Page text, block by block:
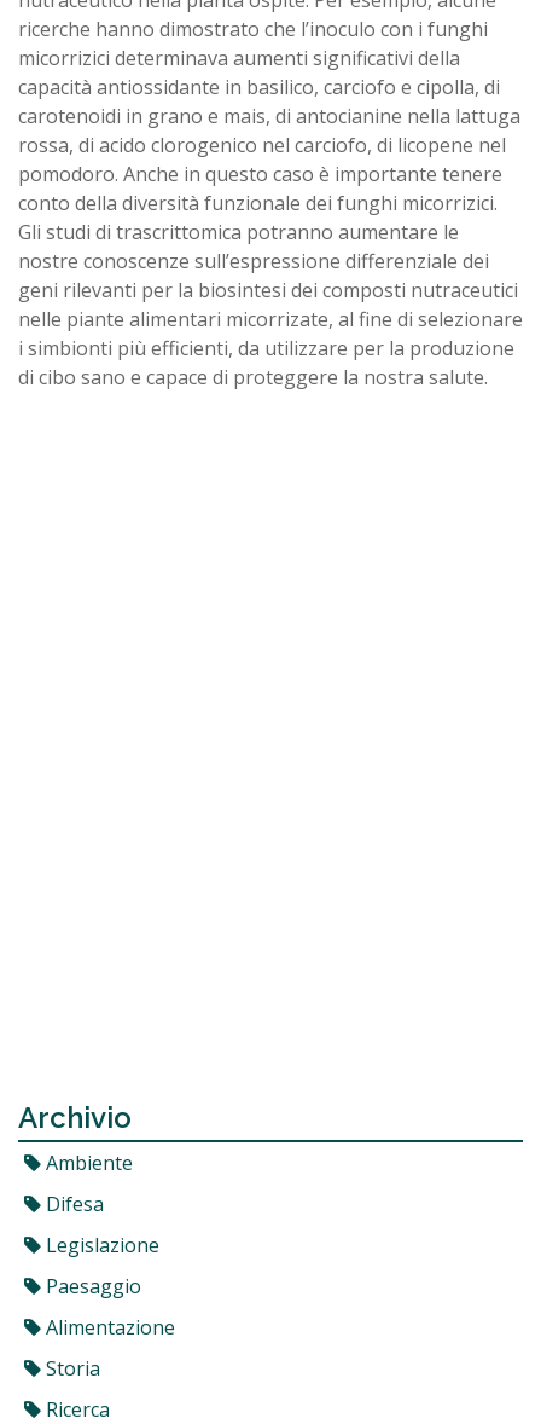
ricerche hanno dimostrato che l’inoculo con i funghi
micorrizici determinava aumenti significativi della
capacità antiossidante in basilico, carciofo e cipolla, di
carotenoidi in grano e mais, di antocianine nella lattuga
rossa, di acido clorogenico nel carciofo, di licopene nel
pomodoro. Anche in questo caso è importante tenere
conto della diversità funzionale dei funghi micorrizici.
Gli studi di trascrittomica potranno aumentare le
nostre conoscenze sull’espressione differenziale dei
geni rilevanti per la biosintesi dei composti nutraceutici
nelle piante alimentari micorrizate, al fine di selezionare
i simbionti più efficienti, da utilizzare per la produzione
di cibo sano e capace di proteggere la nostra salute.
Archivio
Ambiente
Difesa
Legislazione
Paesaggio
Alimentazione
Storia
Ricerca